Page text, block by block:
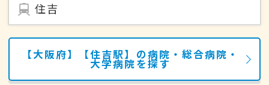
住吉
【大阪府】【住吉駅】の病院・総合病院・
大学病院を探す